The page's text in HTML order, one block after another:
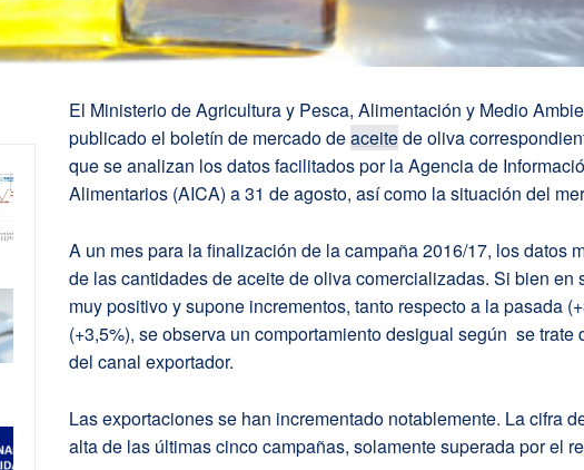
El Ministerio de Agricultura y Pesca, Alimentación y Medio
publicado el boletín de mercado deaceitede oliva
que se analizan los datos facilitados por la Agencia de
Alimentarios (AICA) a 31 de agosto, así como la situación del
A un mes para la finalización de la campaña 2016/17, los datos
de las cantidades de aceite de oliva comercializadas. Si bien en
muy positivo y supone incrementos, tanto respecto a la pasada
(+3,5%), se observa un comportamiento desigual según se trate
del canal exportador.
Las exportaciones se han incrementado notablemente. La cifra
alta de las últimas cinco campañas, solamente superada por el